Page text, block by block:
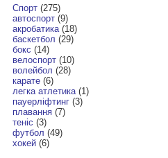
Спорт(275)
автоспорт(9)
акробатика(18)
баскетбол (29)
бокс (14)
велоспорт(10)
волейбол (28)
карате(6)
легка атлетика(1)
пауерліфтинг(3)
плавання(7)
теніс (3)
футбол (49)
хокей(6)